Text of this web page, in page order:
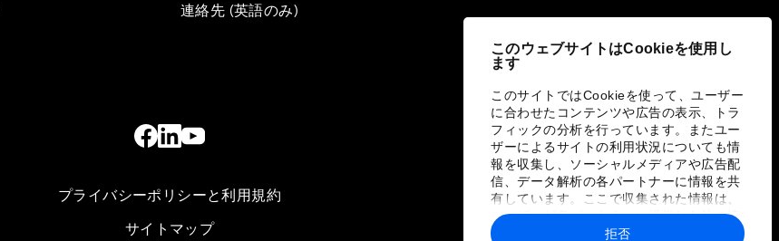
このウェブサイトはCookieを使用し
ます
このサイトではCookieを使って、ユーザー
に合わせたコンテンツや広告の表示、トラ
フィックの分析を行っています。またユー
ザーによるサイトの利用状況についても情
報を収集し、ソーシャルメディアや広告配
信、データ解析の各パートナーに情報を共
有しています。ここで収集された情報は、
ユーザーが各パートナーに提供した他の情
報や各パートナーのサービスを使用した際
拒否
連絡先 (英語のみ)
プライバシーポリシーと利用規約
サイトマップ